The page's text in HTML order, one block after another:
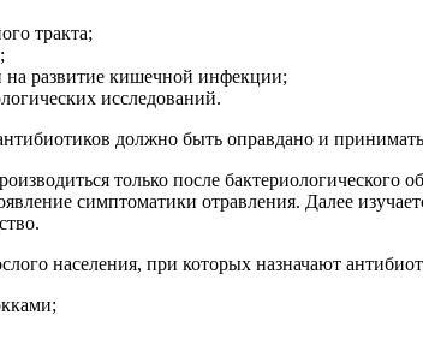
тракта;
развитие кишечной инфекции;
исследований.
должно быть оправдано и
только после
симптоматики отравления. Далее
населения, при которых назначают